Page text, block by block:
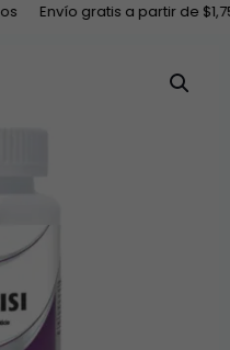
Envío gratis a partir de